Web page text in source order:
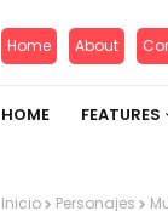
Home About
HOME FEATURES
Inicio Personajes